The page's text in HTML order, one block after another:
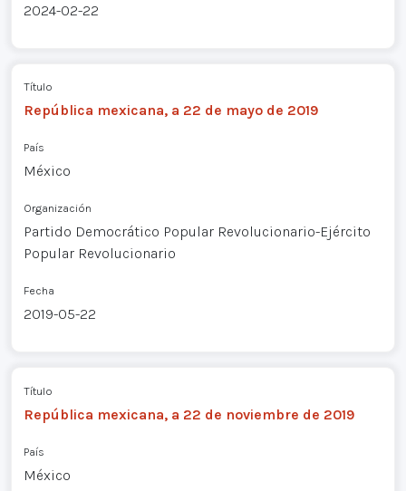
2024-02-22
Título
República mexicana, a 22 de mayo de 2019
País
México
Organización
Partido Democrático Popular Revolucionario-Ejército
Popular Revolucionario
Fecha
2019-05-22
Título
República mexicana, a 22 de noviembre de 2019
País
México